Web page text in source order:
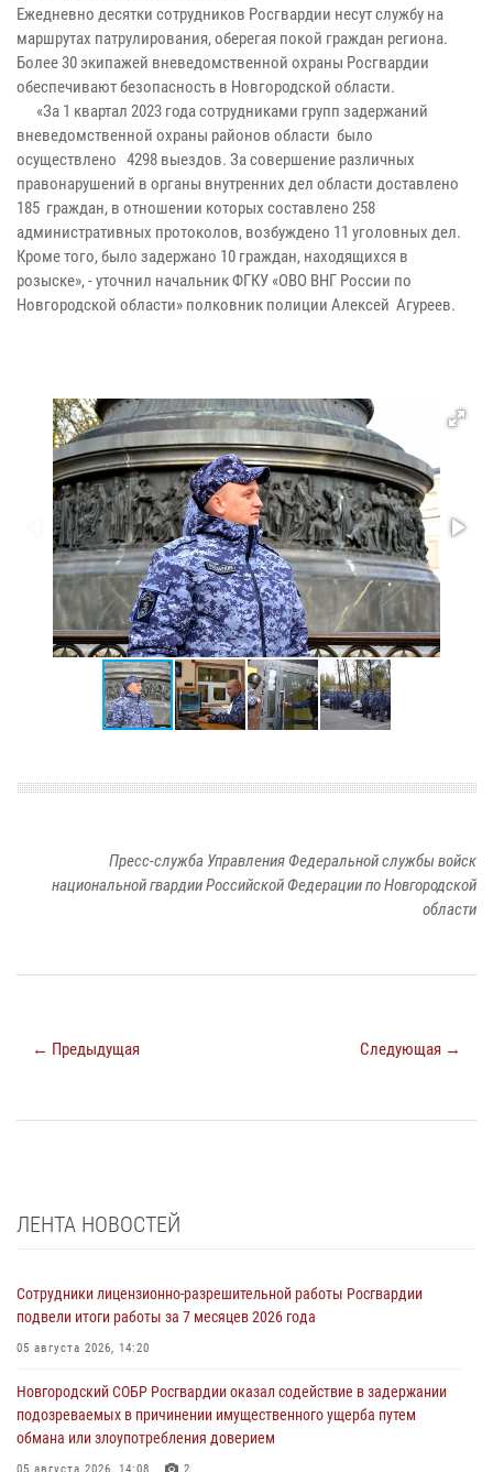
Ежедневно десятки сотрудников Росгвардии несут службу на
маршрутах патрулирования, оберегая покой граждан региона.
Более 30 экипажей вневедомственной охраны Росгвардии
обеспечивают безопасность в Новгородской области.
«За 1 квартал 2023 года сотрудниками групп задержаний
вневедомственной охраны районов области было
осуществлено 4298 выездов. За совершение различных
правонарушений в органы внутренних дел области доставлено
185 граждан, в отношении которых составлено 258
административных протоколов, возбуждено 11 уголовных дел.
Кроме того, было задержано 10 граждан, находящихся в
розыске», - уточнил начальник ФГКУ «ОВО ВНГ России по
Новгородской области» полковник полиции Алексей Агуреев.
Пресс-служба Управления Федеральной службы войск
национальной гвардии Российской Федерации по Новгородской
области
← Предыдущая Следующая →
ЛЕНТА НОВОСТЕЙ
Сотрудники лицензионно-разрешительной работы Росгвардии
подвели итоги работы за 7 месяцев 2026 года
05 августа 2026, 14:20
Новгородский СОБР Росгвардии оказал содействие в задержании
подозреваемых в причинении имущественного ущерба путем
обмана или злоупотребления доверием
05 августа 2026, 14:08 2